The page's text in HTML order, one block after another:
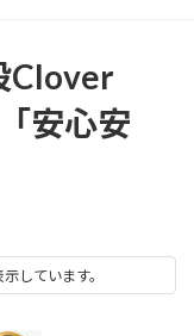
Clover
安心安
しています。